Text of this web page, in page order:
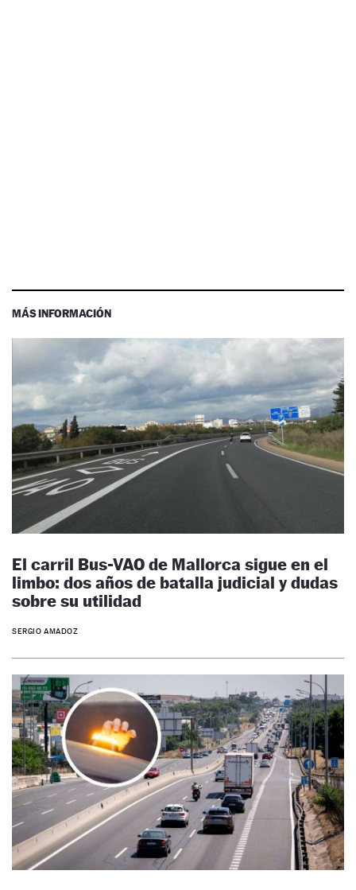
MÁS INFORMACIÓN
El carril Bus-VAO de Mallorca sigue en el
limbo: dos años de batalla judicial y dudas
sobre su utilidad
SERGIO AMADOZ